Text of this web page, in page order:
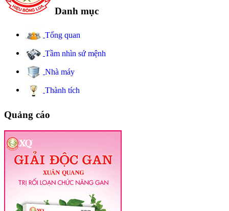
Danh mục
Tổng quan
Tầm nhìn sứ mệnh
Nhà máy
Thành tích
Quảng cáo